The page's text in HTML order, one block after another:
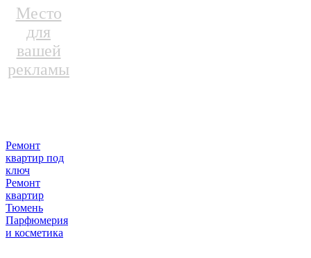
Место
для
вашей
рекламы
Ремонт
квартир под
ключ
Ремонт
квартир
Тюмень
Парфюмерия
и косметика